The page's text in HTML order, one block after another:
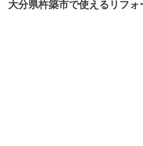
大分県杵築市で使えるリフォ